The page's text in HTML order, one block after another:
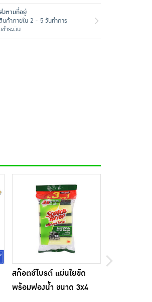
งตามที่อยู่
นค้าภายใน 2 - 5 วันทำการ
ำระเงิน
สก๊อตช์ไบรต์ แผ่นใยขัด
พร้อมฟองน้ำ ขนาด 3x4